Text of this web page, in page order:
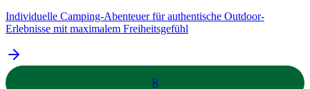
Individuelle Camping-Abenteuer für authentische Outdoor-
Erlebnisse mit maximalem Freiheitsgefühl
R